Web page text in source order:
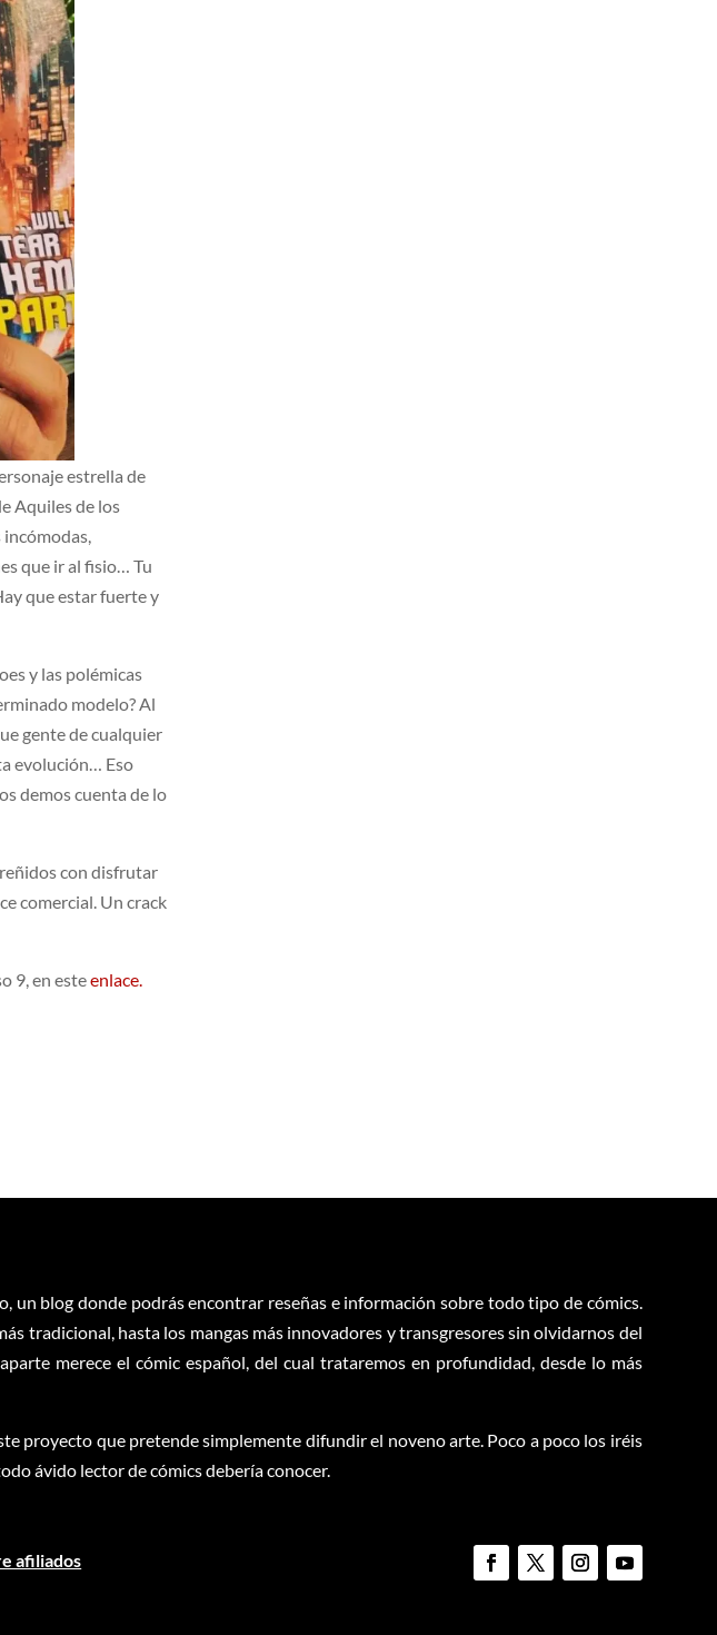
estrella de
Aquiles de los
que ir al fisio… Tu
que estar fuerte y
y las polémicas
modelo? Al
gente de cualquier
evolución… Eso
demos cuenta de lo
con disfrutar
comercial. Un crack
9, en esteenlace.
un blog donde podrás encontrar reseñas e información sobre todo tipo de cómics.
tradicional, hasta los mangas más innovadores y transgresores sin olvidarnos del
merece el cómic español, del cual trataremos en profundidad, desde lo más
proyecto que pretende simplemente difundir el noveno arte. Poco a poco los iréis
ávido lector de cómics debería conocer.
afiliados